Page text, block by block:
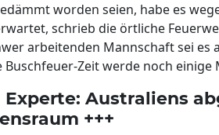
worden seien, habe es
schrieb die örtliche
arbeitenden Mannschaft sei
Buschfeuer-Zeit werde noch
Experte: Australiens
+++